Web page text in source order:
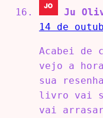
Ju
14 de
Acabei de
vejo a
sua
livro vai
vai